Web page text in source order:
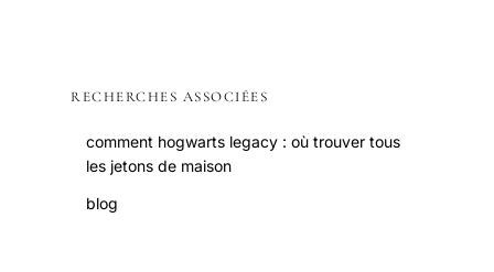
RECHERCHES ASSOCIÉES
comment hogwarts legacy : où trouver tous
les jetons de maison
blog